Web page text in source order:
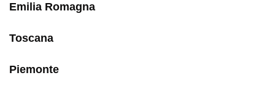
Emilia Romagna
Toscana
Piemonte